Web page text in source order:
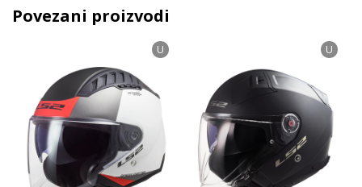
Povezani proizvodi
U U